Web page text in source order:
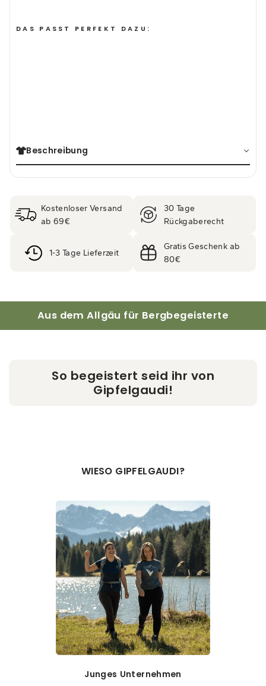
DAS PASST PERFEKT DAZU:
Beschreibung
Kostenloser Versand
ab 69€
30 Tage
Rückgaberecht
1-3 Tage Lieferzeit
Gratis Geschenk ab
80€
Aus dem Allgäu für Bergbegeisterte
So begeistert seid ihr von
Gipfelgaudi!
WIESO GIPFELGAUDI?
Junges Unternehmen